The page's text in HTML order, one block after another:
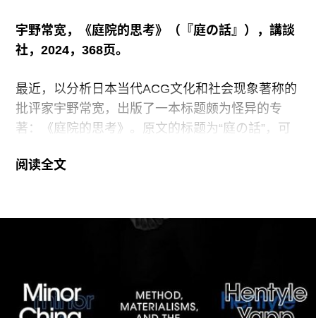
根本难题——即个人欲望和行为被不断变化的符号
操弄——最重要的是“学会享受物品”。
什么是享受？当我们享受某个物品或某个活动的时
候，我们在干什么？国分认为，西方哲学家从来没
有对“享受”这个在人类生活中占据重要位置的行为
宇野常宽，《庭院的思考》（『庭の話』），講談
社，2024，368页。
最近，以分析日本当代ACG文化和社会现象著称的
批评家宇野常宽，出版了一本标题颇为怪异的专
著：《庭院的思考》。原文的标题为“庭の話”，可
a Garden”（如庭院般思考）。当然，如宇野在书
应对的问题，其实在于如今弥漫全世界的一个现
宇野开宗明义地指出，随着近些年资本主义经济全
阅读全文